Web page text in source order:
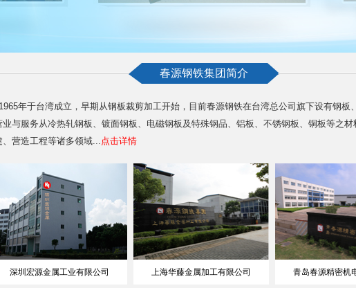
春源钢铁集团简介
年于台湾成立，早期从钢板裁剪加工开始，目前春源钢铁在台湾总公司旗下设有钢
与服务从冷热轧钢板、镀面钢板、电磁钢板及特殊钢品、铝板、不锈钢板、铜板等之
营造工程等诸多领域...点击详情
深圳宏源金属工业有限公司 上海华藤金属加工有限公司 青岛春源精密机